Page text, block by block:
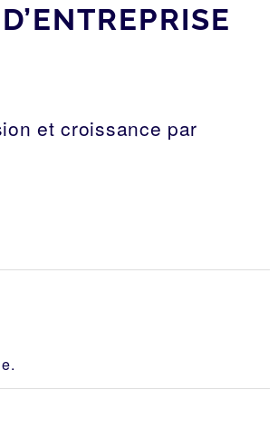
et croissance par